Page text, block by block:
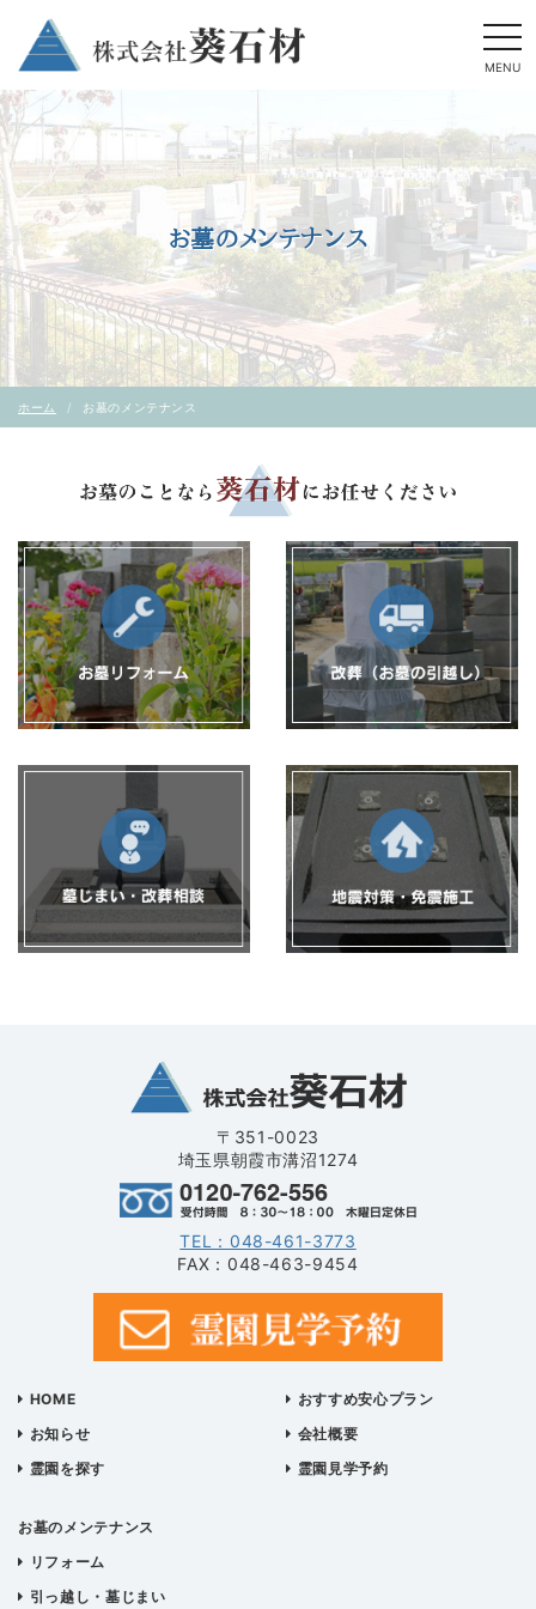
MENU
お墓のメンテナンス
ホーム お墓のメンテナンス
〒351-0023
埼玉県朝霞市溝沼1274
TEL：048-461-3773
FAX：048-463-9454
HOME
お知らせ
霊園を探す
おすすめ安心プラン
会社概要
霊園見学予約
お墓のメンテナンス
リフォーム
引っ越し・墓じまい